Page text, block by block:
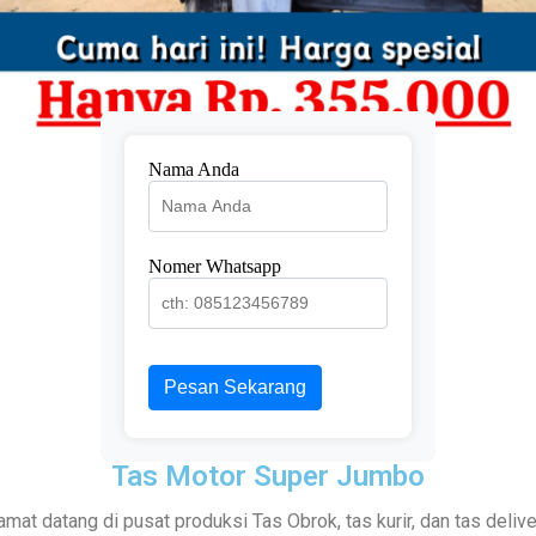
Nama Anda
Nomer Whatsapp
Pesan Sekarang
Tas Motor Super Jumbo
datang di pusat produksi Tas Obrok, tas kurir, dan tas